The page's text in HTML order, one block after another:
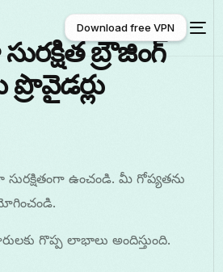
free VPN
Download free VPN
బ్రౌజింగ్
ఉంచండి. మీ గోప్యతను
గొప్ప లాభాలు అందిస్తుంది.